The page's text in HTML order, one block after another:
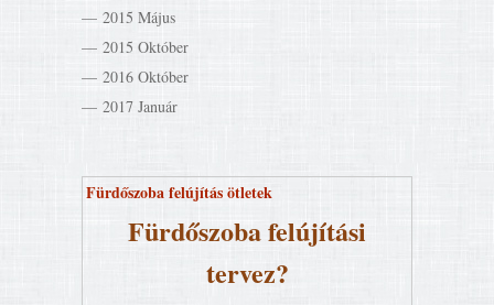
2015 Május
2015 Október
2016 Október
2017 Január
Fürdőszoba felújítás ötletek
Fürdőszoba felújítási
tervez?